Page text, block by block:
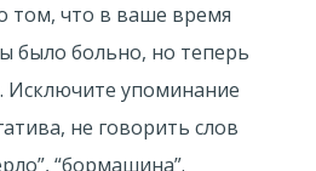
том, что в ваше время
было больно, но теперь
Исключите упоминание
не говорить слов
“бормашина”.